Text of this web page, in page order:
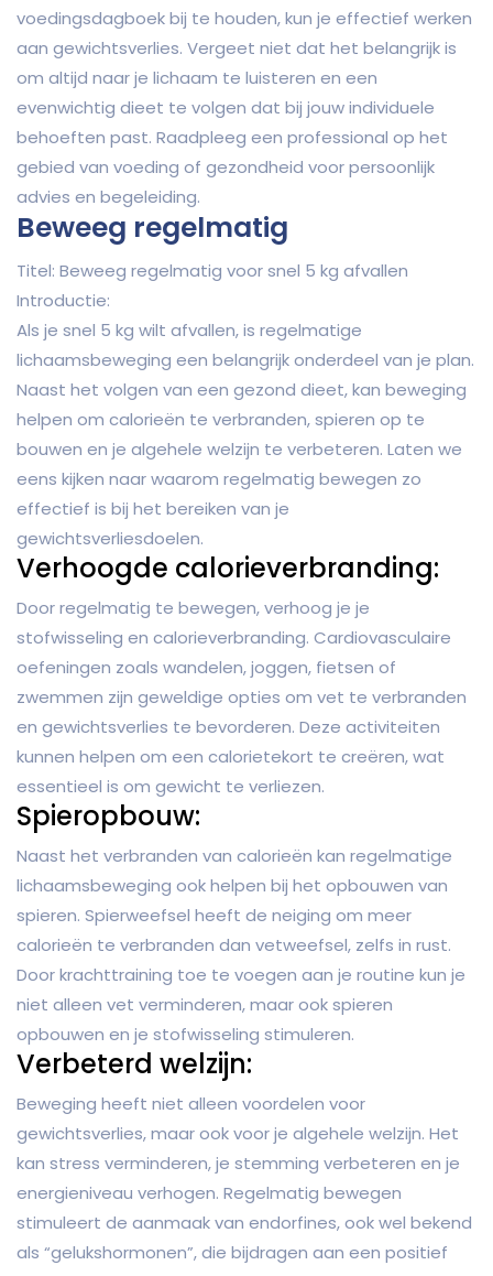
voedingsdagboek bij te houden, kun je effectief werken
aan gewichtsverlies. Vergeet niet dat het belangrijk is
om altijd naar je lichaam te luisteren en een
evenwichtig dieet te volgen dat bij jouw individuele
behoeften past. Raadpleeg een professional op het
gebied van voeding of gezondheid voor persoonlijk
advies en begeleiding.
Beweeg regelmatig
Titel: Beweeg regelmatig voor snel 5 kg afvallen
Introductie:
Als je snel 5 kg wilt afvallen, is regelmatige
lichaamsbeweging een belangrijk onderdeel van je plan.
Naast het volgen van een gezond dieet, kan beweging
helpen om calorieën te verbranden, spieren op te
bouwen en je algehele welzijn te verbeteren. Laten we
eens kijken naar waarom regelmatig bewegen zo
effectief is bij het bereiken van je
gewichtsverliesdoelen.
Verhoogde calorieverbranding:
Door regelmatig te bewegen, verhoog je je
stofwisseling en calorieverbranding. Cardiovasculaire
oefeningen zoals wandelen, joggen, fietsen of
zwemmen zijn geweldige opties om vet te verbranden
en gewichtsverlies te bevorderen. Deze activiteiten
kunnen helpen om een calorietekort te creëren, wat
essentieel is om gewicht te verliezen.
Spieropbouw:
Naast het verbranden van calorieën kan regelmatige
lichaamsbeweging ook helpen bij het opbouwen van
spieren. Spierweefsel heeft de neiging om meer
calorieën te verbranden dan vetweefsel, zelfs in rust.
Door krachttraining toe te voegen aan je routine kun je
niet alleen vet verminderen, maar ook spieren
opbouwen en je stofwisseling stimuleren.
Verbeterd welzijn:
Beweging heeft niet alleen voordelen voor
gewichtsverlies, maar ook voor je algehele welzijn. Het
kan stress verminderen, je stemming verbeteren en je
energieniveau verhogen. Regelmatig bewegen
stimuleert de aanmaak van endorfines, ook wel bekend
als “gelukshormonen”, die bijdragen aan een positief